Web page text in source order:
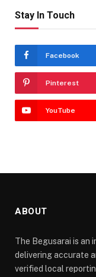
Stay In Touch
Facebook
Pinterest
YouTube
ABOUT
The Begusarai is an
delivering accurate
verified local